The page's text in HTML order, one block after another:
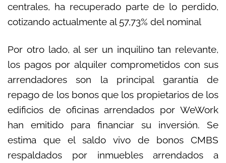
centrales, ha recuperado parte de lo perdido,
cotizando actualmente al 57,73% del nominal
Por otro lado, al ser un inquilino tan relevante,
los pagos por alquiler comprometidos con sus
arrendadores son la principal garantía de
repago de los bonos que los propietarios de los
edificios de oficinas arrendados por WeWork
han emitido para financiar su inversión. Se
estima que el saldo vivo de bonos CMBS
respaldados por inmuebles arrendados a